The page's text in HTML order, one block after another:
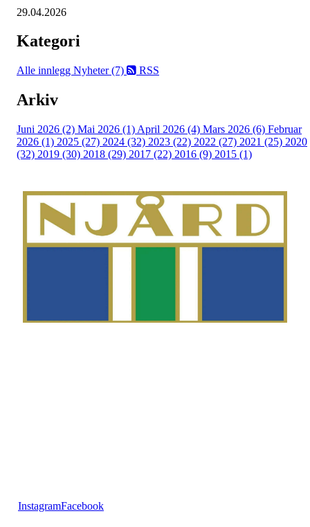
29.04.2026
Kategori
Alle innlegg Nyheter (7) RSS
Arkiv
Juni 2026 (2) Mai 2026 (1) April 2026 (4) Mars 2026 (6) Februar
2026 (1) 2025 (27) 2024 (32) 2023 (22) 2022 (27) 2021 (25) 2020
(32) 2019 (30) 2018 (29) 2017 (22) 2016 (9) 2015 (1)
InstagramFacebook